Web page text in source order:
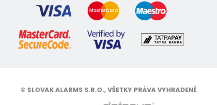
© SLOVAK ALARMS S.R.O., VŠETKY PRÁVA VYHRADENÉ